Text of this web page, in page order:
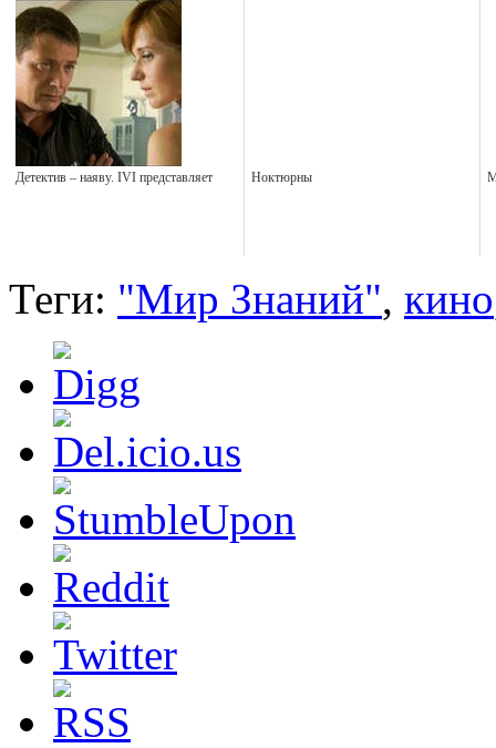
Детектив – наяву. IVI представляет Ноктюрны
Теги: "Мир Знаний", кино